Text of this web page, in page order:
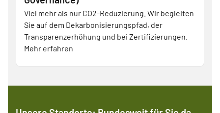
Viel mehr als nur CO2-Reduzierung. Wir begleiten
Sie auf dem Dekarbonisierungspfad, der
Transparenzerhöhung und bei Zertifizierungen.
Mehr erfahren